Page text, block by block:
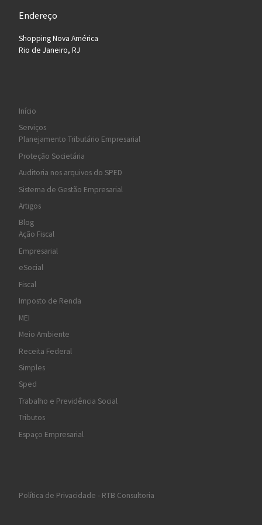
Endereço
Shopping Nova América
Rio de Janeiro, RJ
Início
Serviços
Planejamento Tributário Empresarial
Proteção Societária
Auditoria nos arquivos do SPED
Sistema de Gestão Empresarial
Artigos
Blog
Ação Fiscal
Empresarial
eSocial
Fiscal
Imposto de Renda
MEI
Meio Ambiente
Receita Federal
Simples
Sped
Trabalho e Previdência Social
Tributos
Espaço Empresarial
Política de Privacidade - RTB Consultoria